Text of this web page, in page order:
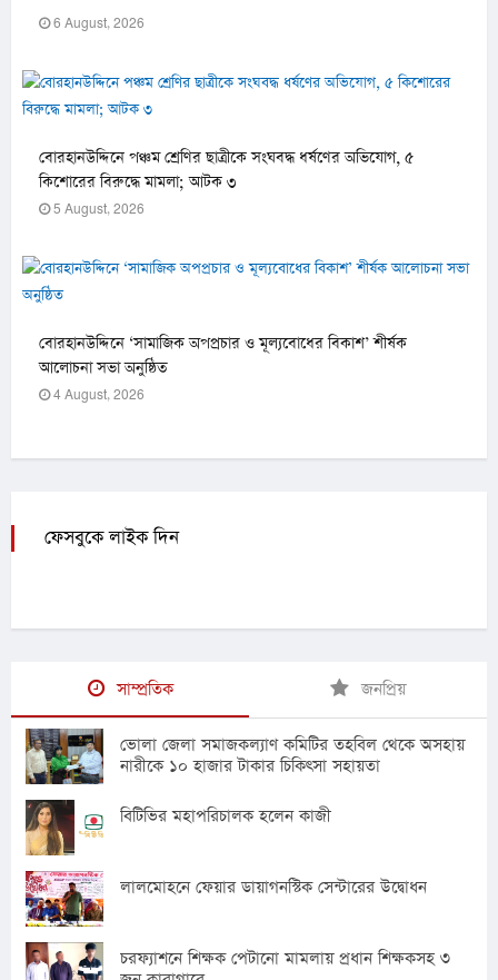
6 August, 2026
বোরহানউদ্দিনে পঞ্চম শ্রেণির ছাত্রীকে সংঘবদ্ধ ধর্ষণের অভিযোগ, ৫
কিশোরের বিরুদ্ধে মামলা; আটক ৩
5 August, 2026
বোরহানউদ্দিনে ‘সামাজিক অপপ্রচার ও মূল্যবোধের বিকাশ’ শীর্ষক
আলোচনা সভা অনুষ্ঠিত
4 August, 2026
ফেসবুকে লাইক দিন
সাম্প্রতিক জনপ্রিয়
ভোলা জেলা সমাজকল্যাণ কমিটির তহবিল থেকে অসহায়
নারীকে ১০ হাজার টাকার চিকিৎসা সহায়তা
বিটিভির মহাপরিচালক হলেন কাজী
লালমোহনে ফেয়ার ডায়াগনস্টিক সেন্টারের উদ্বোধন
চরফ্যাশনে শিক্ষক পেটানো মামলায় প্রধান শিক্ষকসহ ৩